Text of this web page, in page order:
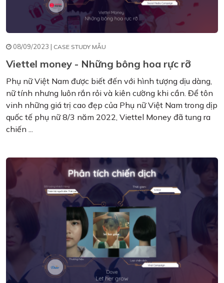
08/09/2023 | CASE STUDY MẪU
Viettel money - Những bông hoa rực rỡ
Phụ nữ Việt Nam được biết đến với hình tượng dịu dàng,
nữ tính nhưng luôn rắn rỏi và kiên cường khi cần. Để tôn
vinh những giá trị cao đẹp của Phụ nữ Việt Nam trong dịp
quốc tế phụ nữ 8/3 năm 2022, Viettel Money đã tung ra
chiến ...